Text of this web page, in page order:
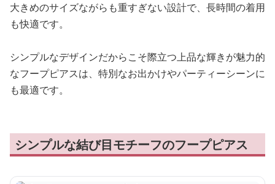
大きめのサイズながらも重すぎない設計で、長時間の着用
も快適です。
シンプルなデザインだからこそ際立つ上品な輝きが魅力的
なフープピアスは、特別なお出かけやパーティーシーンに
も最適です。
シンプルな結び目モチーフのフープピアス